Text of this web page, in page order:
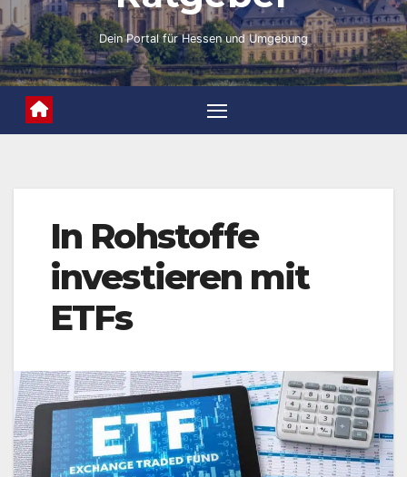
Dein Portal für Hessen und Umgebung
In Rohstoffe
investieren mit
ETFs